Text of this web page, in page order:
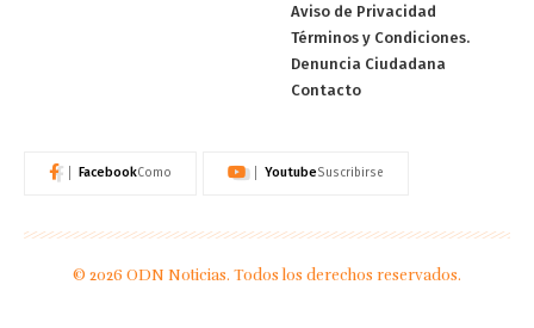
Aviso de Privacidad
Términos y Condiciones.
Denuncia Ciudadana
Contacto
FacebookComo YoutubeSuscribirse
© 2026 ODN Noticias. Todos los derechos reservados.